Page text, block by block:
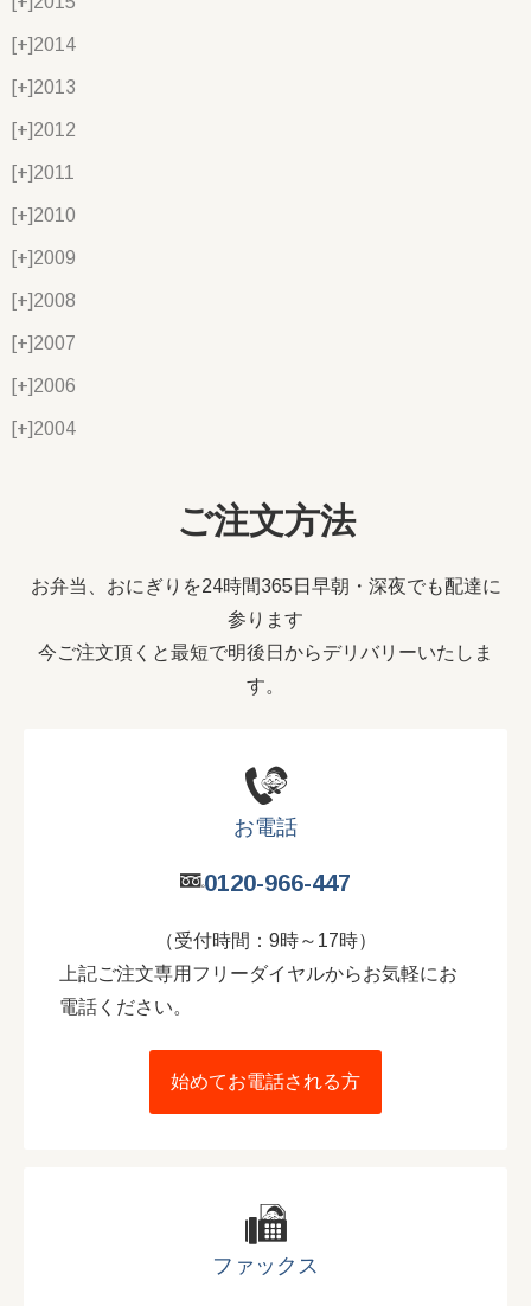
[+]2014
[+]2013
[+]2012
[+]2011
[+]2010
[+]2009
[+]2008
[+]2007
[+]2006
[+]2004
ご注文方法
お弁当、おにぎりを24時間365日早朝・深夜でも配達に
参ります
今ご注文頂くと最短で明後日からデリバリーいたしま
す。
お電話
0120-966-447
（受付時間：9時～17時）
上記ご注文専用フリーダイヤルからお気軽にお
電話ください。
始めてお電話される方
ファックス